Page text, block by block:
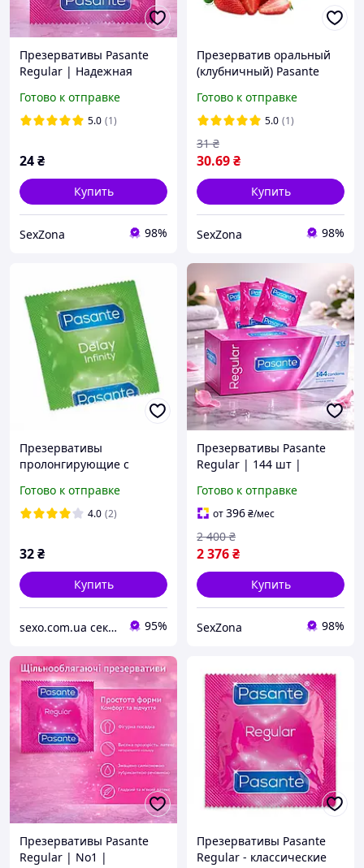
Презервативы Pasante
Regular | Надежная
Готово к отправке
5.0 (1)
24₴
Купить
SexZona 98%
Презерватив оральный
(клубничный) Pasante
Condome
Готово к отправке
5.0 (1)
30.69₴
31 ₴
Купить
SexZona 98%
Презервативы
пролонгирующие с
DELAY INFINITY, 1 шт.
Готово к отправке
4.0 (2)
32₴
Купить
sexo.com.ua секс-шоп интернет-магазин 95%
Презервативы Pasante
Regular | 144 шт |
презервативы |
Великобритания
Готово к отправке
от396₴/мес
2 376₴
2 400 ₴
Купить
SexZona 98%
Презервативы Pasante
Regular | No1 |
Презервативы Pasante
Regular - классические